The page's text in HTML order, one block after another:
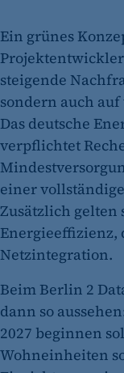
Ein grünes
steigende
sondern auch
Das deutsche
verpflichtet
einer
Zusätzlich gelten
Energieeffizienz,
Netzintegration.
Beim Berlin 2
dann so
2027 beginnen
Wohneinheiten